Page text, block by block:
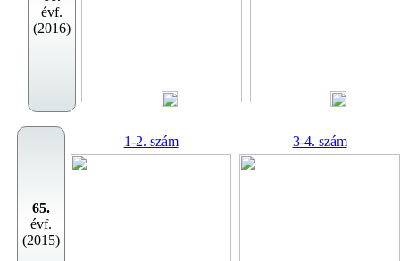
évf.
(2016)
65.
évf.
(2015)
1-2. szám 3-4. szám